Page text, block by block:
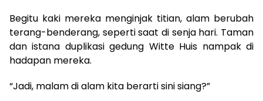
Begitu kaki mereka menginjak titian, alam berubah
terang-benderang, seperti saat di senja hari. Taman
dan istana duplikasi gedung Witte Huis nampak di
hadapan mereka.
“Jadi, malam di alam kita berarti sini siang?”